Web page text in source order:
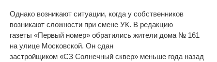
Однако возникают ситуации, когда у собственников
возникают сложности при смене УК. В редакцию
газеты «Первый номер» обратились жители дома № 161
на улице Московской. Он сдан
застройщиком «СЗ Солнечный сквер» меньше года назад